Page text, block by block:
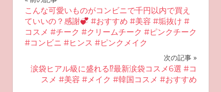
稿
ナ
ビ
こんな可愛いものがコンビニで千円以内で買え
ていいの？感謝
#おすすめ #美容 #垢抜け #
コスメ #チーク #クリームチーク #ピンクチーク
#コンビニ #ヒンス #ピンクメイク
次の記事
涙袋ヒアル級に盛れる⁉︎最新涙袋コスメ6選 #コ
スメ #美容 #メイク #韓国コスメ #おすすめ